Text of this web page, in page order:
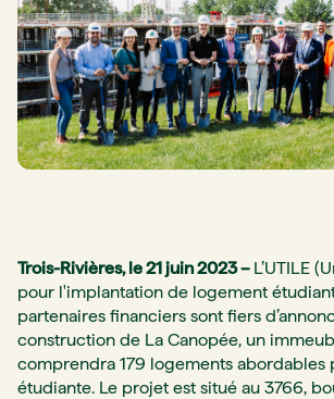
Trois-Rivières, le 21 juin 2023 – L’UTILE
pour l'implantation de logement
partenaires financiers sont fiers
construction de La Canopée, un
comprendra 179 logements abordables
étudiante. Le projet est situé au 3766,